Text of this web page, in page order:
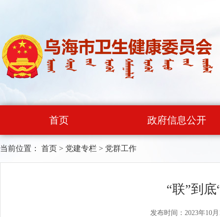
首页 政府信息公开
当前位置： 首页 > 党建专栏 > 党群工作
“联”到
发布时间：2023年10